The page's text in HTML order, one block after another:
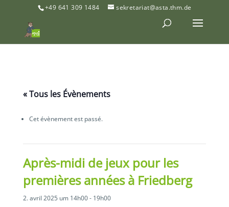
+49 641 309 1484 sekretariat@asta.thm.de
« Tous les Évènements
Cet évènement est passé.
Après-midi de jeux pour les
premières années à Friedberg
2. avril 2025 um 14h00- 19h00